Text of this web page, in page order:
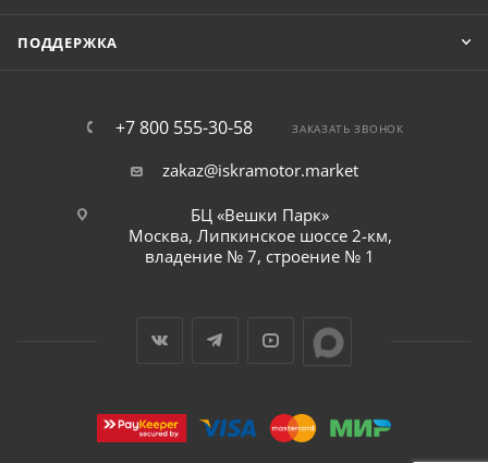
ПОДДЕРЖКА
+7 800 555-30-58 ЗАКАЗАТЬ ЗВОНОК
zakaz@iskramotor.market
БЦ «Вешки Парк»
Москва, Липкинское шоссе 2-км,
владение № 7, строение № 1